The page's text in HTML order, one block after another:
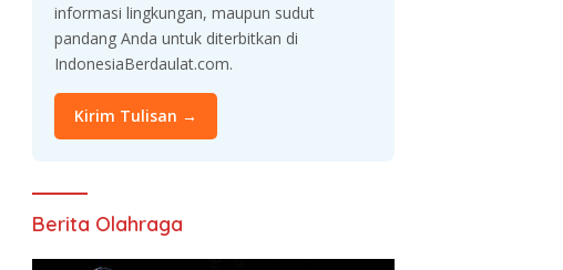
informasi lingkungan, maupun sudut
pandang Anda untuk diterbitkan di
IndonesiaBerdaulat.com.
Kirim Tulisan →
Berita Olahraga